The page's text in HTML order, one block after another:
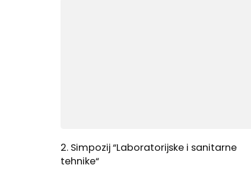
2. Simpozij “Laboratorijske i sanitarne
tehnike“